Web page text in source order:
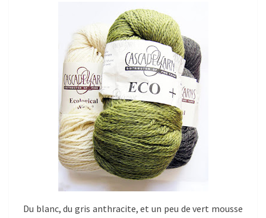
Du blanc, du gris anthracite, et un peu de vert mousse